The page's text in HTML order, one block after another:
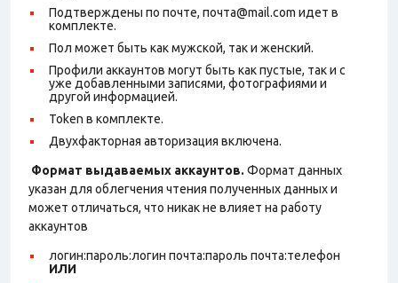
Подтверждены по почте, почта@mail.com идет в
комплекте.
Пол может быть как мужской, так и женский.
Профили аккаунтов могут быть как пустые, так и с
уже добавленными записями, фотографиями и
другой информацией.
Token в комплекте.
Двухфакторная авторизация включена.
Формат выдаваемых аккаунтов. Формат данных
указан для облегчения чтения полученных данных и
может отличаться, что никак не влияет на работу
аккаунтов
логин:пароль:логин почта:пароль почта:телефон
ИЛИ